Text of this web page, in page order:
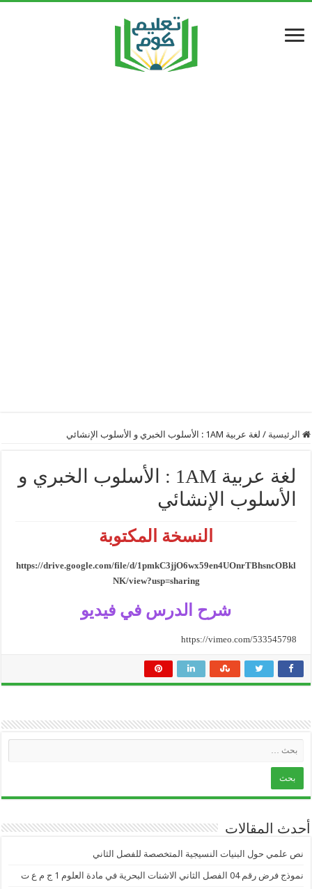
الرئيسية / لغة عربية 1AM : الأسلوب الخبري و الأسلوب الإنشائي
لغة عربية 1AM : الأسلوب الخبري و
الأسلوب الإنشائي
النسخة المكتوبة
https://drive.google.com/file/d/1pmkC3jjO6wx59en4UOnrTBhsncOBkl
NK/view?usp=sharing
شرح الدرس في فيديو
https://vimeo.com/533545798
أحدث المقالات
نص علمي حول البنيات النسيجية المتخصصة للفصل الثاني
نموذج فرض رقم 04 الفصل الثاني الاشنات البحرية في مادة العلوم 1 ج م ع ت